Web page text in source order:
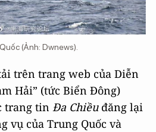
(Ảnh: Dwnews).
trên trang web của Diễn
Hải” (tức Biển Đông)
trang tin Đa Chiềuđăng lại
vụ của Trung Quốc và